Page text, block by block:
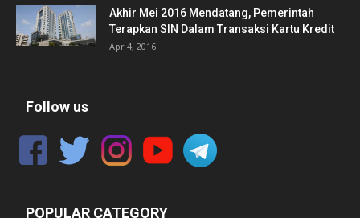
Akhir Mei 2016 Mendatang, Pemerintah
Terapkan SIN Dalam Transaksi Kartu Kredit
Apr 4, 2016
Follow us
POPULAR CATEGORY